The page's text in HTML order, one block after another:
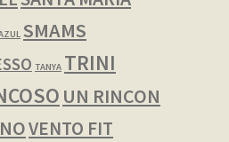
SMAMS
TANYA TRINI
UN RINCON
VENTO FIT